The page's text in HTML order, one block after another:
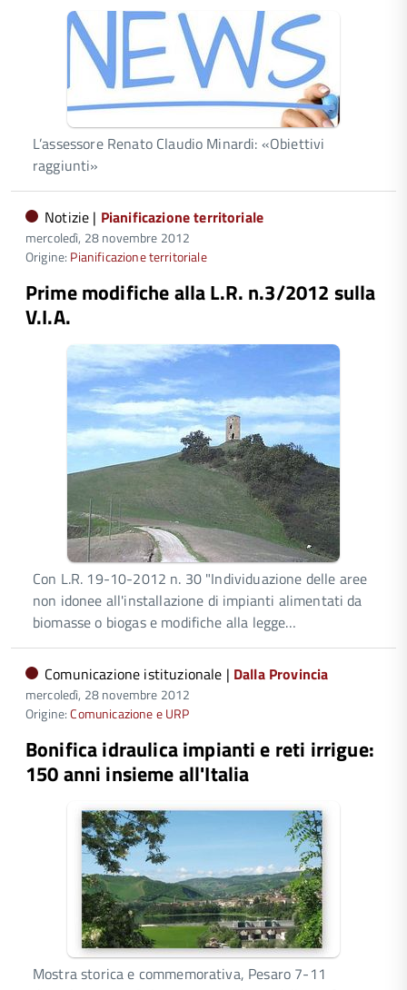
L’assessore Renato Claudio Minardi: «Obiettivi
raggiunti»
Notizie | Pianificazione territoriale
mercoledì, 28 novembre 2012
Origine: Pianificazione territoriale
Prime modifiche alla L.R. n.3/2012 sulla
V.I.A.
Con L.R. 19-10-2012 n. 30 "Individuazione delle aree
non idonee all'installazione di impianti alimentati da
biomasse o biogas e modifiche alla legge…
Comunicazione istituzionale | Dalla Provincia
mercoledì, 28 novembre 2012
Origine:Comunicazione e URP
Bonifica idraulica impianti e reti irrigue:
150 anni insieme all'Italia
Mostra storica e commemorativa, Pesaro 7-11